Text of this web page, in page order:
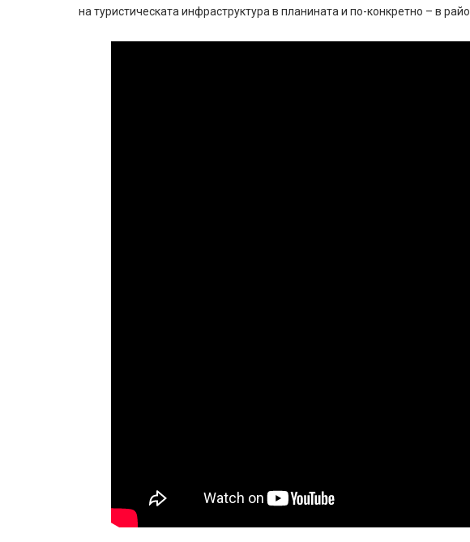
на туристическата инфраструктура в планината и по-конкретно – в